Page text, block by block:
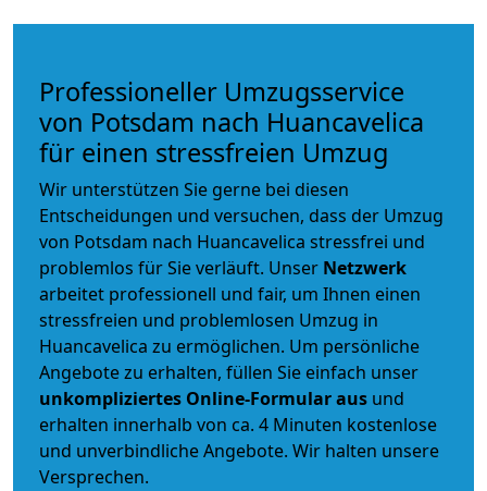
Professioneller Umzugsservice
von Potsdam nach Huancavelica
für einen stressfreien Umzug
Wir unterstützen Sie gerne bei diesen
Entscheidungen und versuchen, dass der Umzug
von Potsdam nach Huancavelica stressfrei und
problemlos für Sie verläuft. Unser Netzwerk
arbeitet professionell und fair, um Ihnen einen
stressfreien und problemlosen Umzug in
Huancavelica zu ermöglichen. Um persönliche
Angebote zu erhalten, füllen Sie einfach unser
unkompliziertes Online-Formular aus und
erhalten innerhalb von ca. 4 Minuten kostenlose
und unverbindliche Angebote. Wir halten unsere
Versprechen.